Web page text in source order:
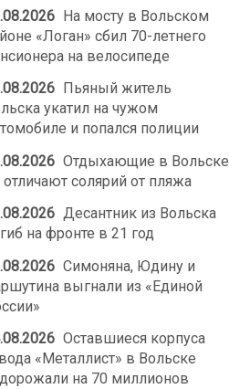
На мосту в Вольском
«Логан» сбил 70-летнего
на велосипеде
Пьяный житель
укатил на чужом
и попался полиции
Отдыхающие в Вольске
отличают солярий от пляжа
Десантник из Вольска
на фронте в 21 год
Симоняна, Юдину и
выгнали из «Единой
Оставшиеся корпуса
«Металлист» в Вольске
на 70 миллионов